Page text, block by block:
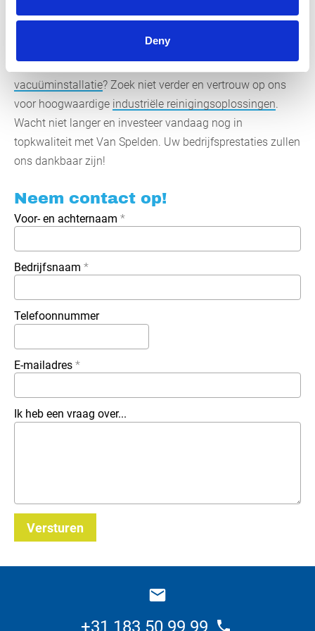
Deny
Kies voor dé partner in
industriële reinigingsoplossingen
Bent u op zoek naar de beste Rotary Tanker Pump of een
vacuüminstallatie? Zoek niet verder en vertrouw op ons
voor hoogwaardige industriële reinigingsoplossingen
Wacht niet langer en investeer vandaag nog in
topkwaliteit met Van Spelden. Uw bedrijfsprestaties zullen
ons dankbaar zijn!
Neem contact op!
Voor- en achternaam *
Bedrijfsnaam *
Telefoonnummer
E-mailadres *
Ik heb een vraag over...
Versturen
+31 183 50 99 99